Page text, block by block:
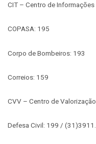
CIT – Centro de
COPASA: 195
Corpo de Bombeiros: 193
Correios: 159
CVV – Centro de
Defesa Civil: 199 /